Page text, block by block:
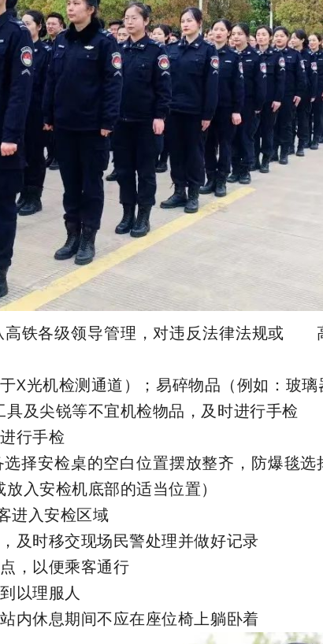
高铁各级领导管理，对违反法律法规或
X光机检测通道）；易碎物品（例如：玻璃
及尖锐等不宜机检物品，及时进行手检
行手检
择安检桌的空白位置摆放整齐，防爆毯选
入安检机底部的适当位置）
进入安检区域
及时移交现场民警处理并做好记录
，以便乘客通行
以理服人
内休息期间不应在座位椅上躺卧着